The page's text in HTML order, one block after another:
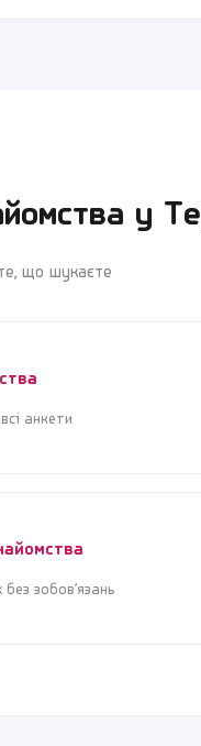
у
що шукаєте
анкети
зобов’язань